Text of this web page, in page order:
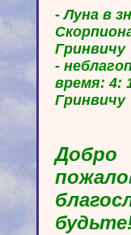
- Луна в
Гринвичу
-
время: 4:
Гринвичу
Добро